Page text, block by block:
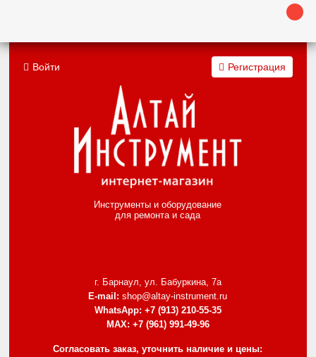
Инструменты и оборудование
для ремонта и сада
г. Барнаул, ул. Бабуркина, 7а
E-mail: shop@altay-instrument.ru
WhatsApp: +7 (913) 210-55-35
MAX: +7 (961) 991-49-96
Согласовать заказ, уточнить наличие и цены:
Войти Регистрация